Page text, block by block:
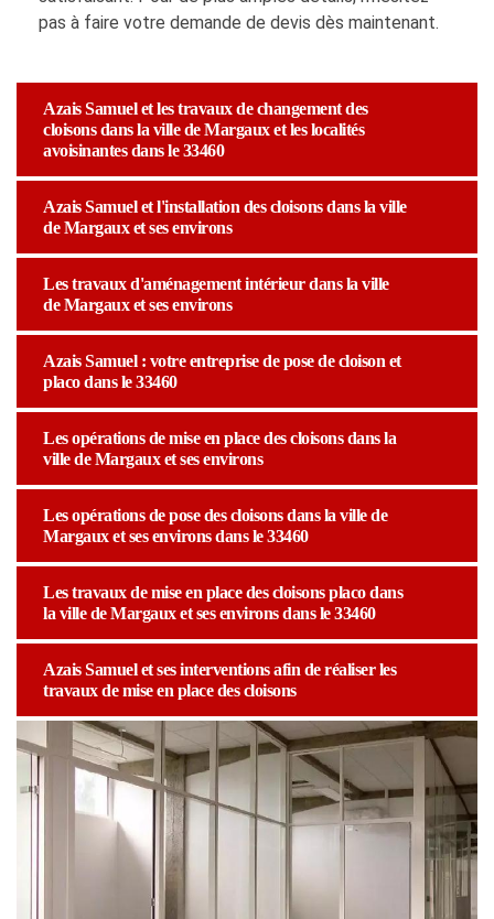
pas à faire votre demande de devis dès maintenant.
Azais Samuel et les travaux de changement des
cloisons dans la ville de Margaux et les localités
avoisinantes dans le 33460
Azais Samuel et l'installation des cloisons dans la ville
de Margaux et ses environs
Les travaux d'aménagement intérieur dans la ville
de Margaux et ses environs
Azais Samuel : votre entreprise de pose de cloison et
placo dans le 33460
Les opérations de mise en place des cloisons dans la
ville de Margaux et ses environs
Les opérations de pose des cloisons dans la ville de
Margaux et ses environs dans le 33460
Les travaux de mise en place des cloisons placo dans
la ville de Margaux et ses environs dans le 33460
Azais Samuel et ses interventions afin de réaliser les
travaux de mise en place des cloisons